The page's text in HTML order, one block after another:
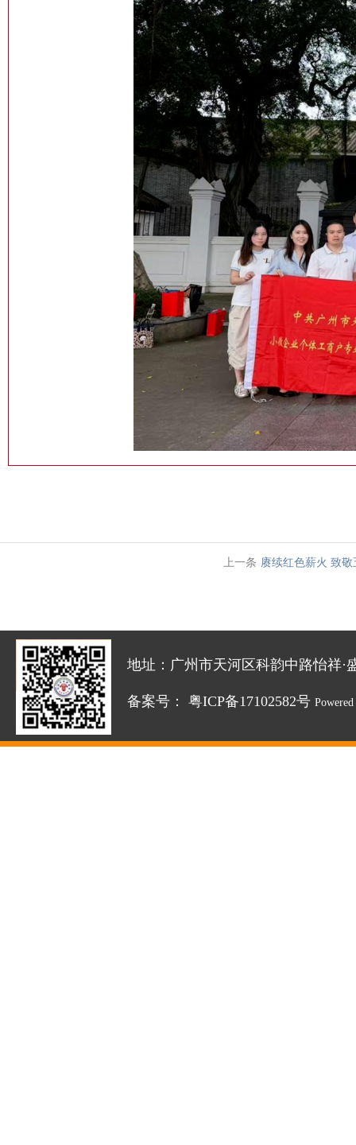
上一条 赓续红色薪火 致
地址：广州市天河区科韵中路怡祥·
备案号： 粤ICP备17102582号